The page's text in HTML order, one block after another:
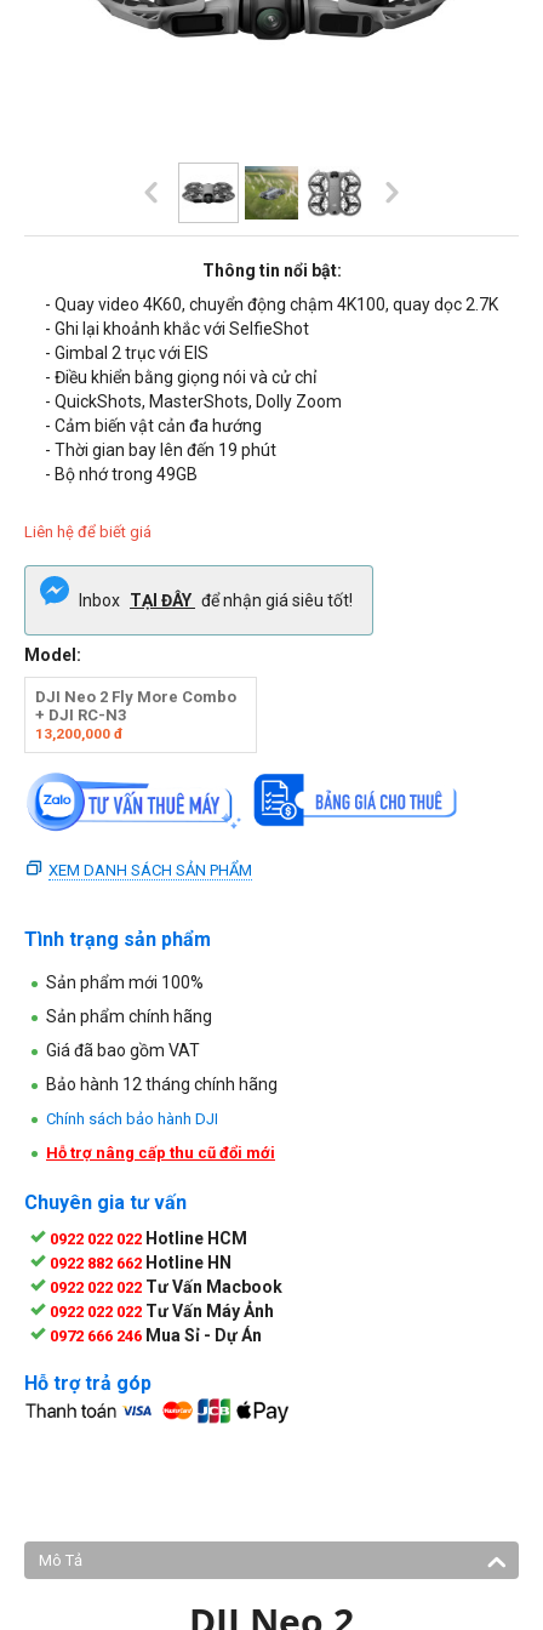
Thông tin nổi bật:
- Quay video 4K60, chuyển động chậm 4K100, quay dọc 2.7K
- Ghi lại khoảnh khắc với SelfieShot
- Gimbal 2 trục với EIS
- Điều khiển bằng giọng nói và cử chỉ
- QuickShots, MasterShots, Dolly Zoom
- Cảm biến vật cản đa hướng
- Thời gian bay lên đến 19 phút
- Bộ nhớ trong 49GB
Liên hệ để biết giá
Inbox TẠI ĐÂY để nhận giá siêu tốt!
Model:
DJI Neo 2 Fly More Combo
+ DJI RC-N3
13,200,000 đ
XEM DANH SÁCH SẢN PHẨM
Tình trạng sản phẩm
Sản phẩm mới 100%
Sản phẩm chính hãng
Giá đã bao gồm VAT
Bảo hành 12 tháng chính hãng
Chính sách bảo hành DJI
Hỗ trợ nâng cấp thu cũ đổi mới
Chuyên gia tư vấn
0922 022 022 Hotline HCM
0922 882 662 Hotline HN
0922 022 022 Tư Vấn Macbook
0922 022 022 Tư Vấn Máy Ảnh
0972 666 246 Mua Sỉ - Dự Án
Hỗ trợ trả góp
Mô Tả